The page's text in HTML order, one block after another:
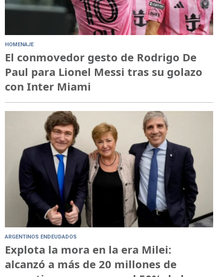
HOMENAJE
El conmovedor gesto de Rodrigo De
Paul para Lionel Messi tras su golazo
con Inter Miami
ARGENTINOS ENDEUDADOS
Explota la mora en la era Milei:
alcanzó a más de 20 millones de